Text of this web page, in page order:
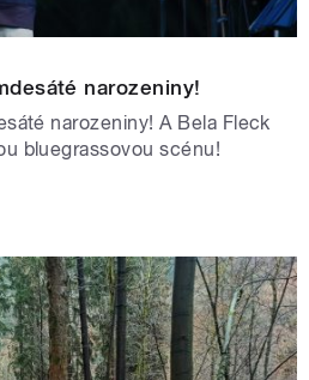
narozeniny!
narozeniny! A Bela Fleck
bluegrassovou scénu!